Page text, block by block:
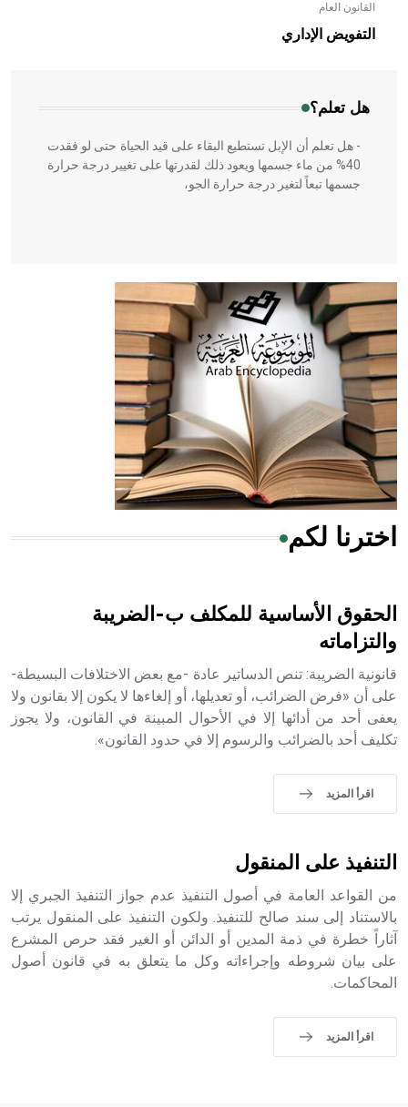
القانون العام
التفويض الإداري
هل تعلم؟
- هل تعلم أن الأبلق نوع من الفنون الهندسية التي ارتبطت
بالعمارة الإسلامية في بلاد الشام ومصر خاصة، حيث يحرص
المعمار على بناء مداميكه وخاصة في الواجهات
- هل تعلم أن الإبل تستطيع البقاء على قيد الحياة حتى لو فقدت
40% من ماء جسمها ويعود ذلك لقدرتها على تغيير درجة حرارة
جسمها تبعاً لتغير درجة حرارة الجو،
- هل تعلم أن أبقراط كتب في الطب أربعة مؤلفات هي:
الحكم، الأدلة، تنظيم التغذية، ورسالته في جروح الرأس. ويعود
له الفضل بأنه حرر الطب من الدين والفلسفة.
- هل تعلم أن المرجان إفراز حيواني يتكون في البحر ويتركب
من مادة كربونات الكلسيوم، وهو أحمر أو شديد الحمرة وهو
أجود أنواعه، ويمتاز بكبر الحجم ويسمى الش
هل تعلم أن الأبسيد كلمة فرنسية اللفظ تم اعتمادها مصطلحاً
- هل تعلم أن أبجر Abgar اسم معروف جيداً يعود إلى عدد من
الملوك الذين حكموا مدينة إديسا (الرها) من أبجر الأول وحتى
التاسع، وهم ينتسبون إلى أسرة أوسروين
حيث تقتصر القيمة الصوتية للعلامة الك
اخترنا لكم
الحقوق الأساسية للمكلف ب-الضريبة
والتزاماته
قانونية الضريبة: تنص الدساتير عادة -مع بعض الاختلافات البسيطة-
على أن «فرض الضرائب، أو تعديلها، أو إلغاءها لا يكون إلا بقانون ولا
يعفى أحد من أدائها إلا في الأحوال المبينة في القانون، ولا يجوز
تكليف أحد بالضرائب والرسوم إلا في حدود القانون».
اقرأ المزيد
التنفيذ على المنقول
من القواعد العامة في أصول التنفيذ عدم جواز التنفيذ الجبري إلا
بالاستناد إلى سند صالح للتنفيذ. ولكون التنفيذ على المنقول يرتب
آثاراً خطرة في ذمة المدين أو الدائن أو الغير فقد حرص المشرع
على بيان شروطه وإجراءاته وكل ما يتعلق به في قانون أصول
المحاكمات.
اقرأ المزيد